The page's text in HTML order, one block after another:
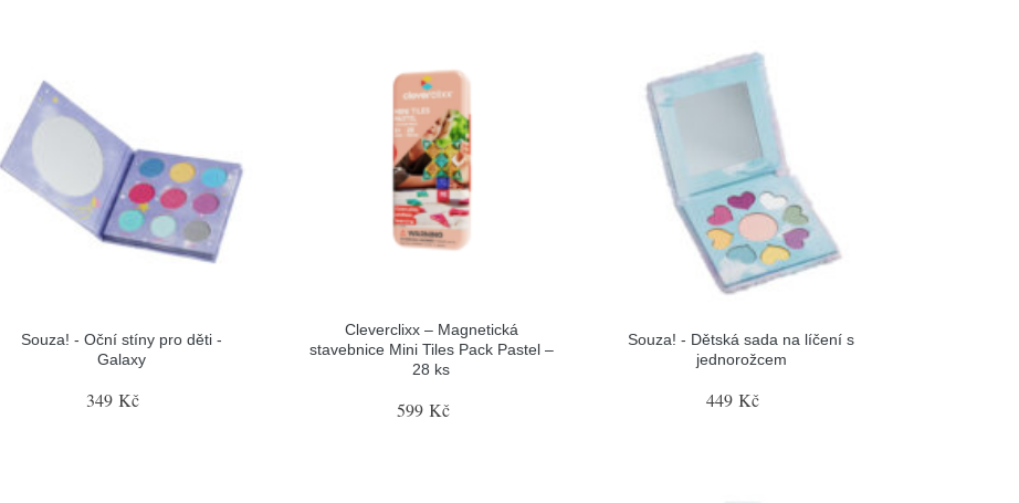
Souza! - Oční stíny pro děti -
Galaxy
349 Kč
Cleverclixx – Magnetická
stavebnice Mini Tiles Pack Pastel –
28 ks
599 Kč
Souza! - Dětská sada na líčení s
jednorožcem
449 Kč